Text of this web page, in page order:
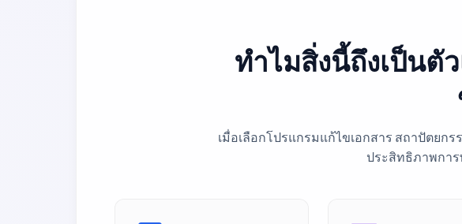
ทำไมสิ่งนี้ถึงเป็นตั
เมื่อเลือกโปรแกรมแก้ไขเอกสาร สถาปัตยก
ประสิทธิภาพกา